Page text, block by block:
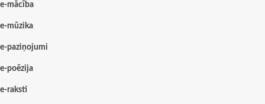
e-mācība
e-mūzika
e-paziņojumi
e-poēzija
e-raksti